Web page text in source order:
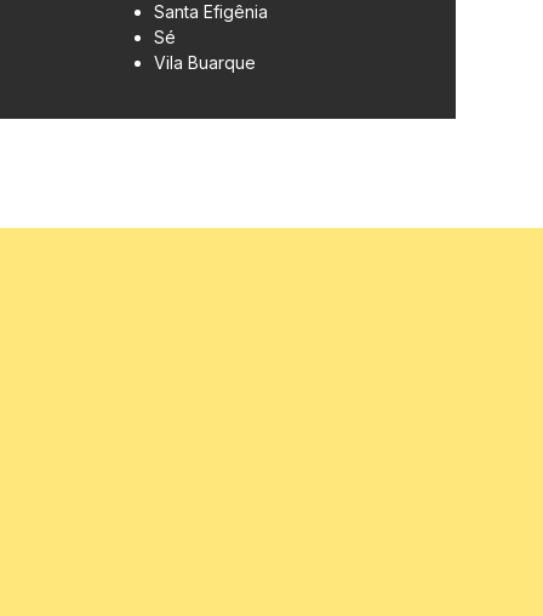
Santa Efigênia
Sé
Vila Buarque